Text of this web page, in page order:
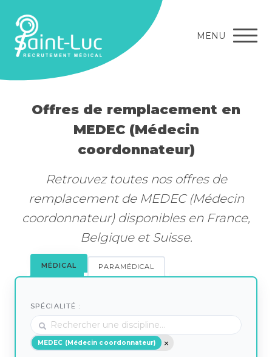
MENU
Offres de remplacement en
MEDEC (Médecin
coordonnateur)
Retrouvez toutes nos offres de
remplacement de MEDEC (Médecin
coordonnateur) disponibles en France,
Belgique et Suisse.
MÉDICAL PARAMÉDICAL
SPÉCIALITÉ :
MEDEC (Médecin coordonnateur)